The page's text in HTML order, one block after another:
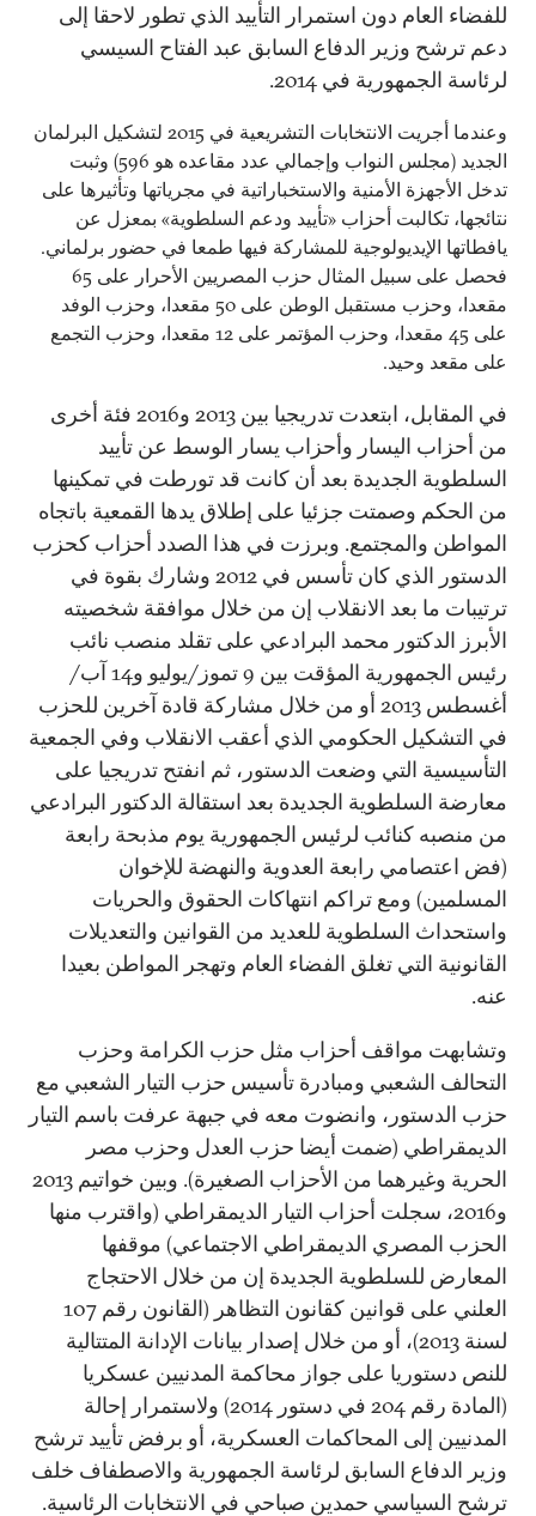
للفضاء العام دون استمرار التأييد الذي تطور لاحقا إلى
دعم ترشح وزير الدفاع السابق عبد الفتاح السيسي
لرئاسة الجمهورية في 2014.
وعندما أجريت الانتخابات التشريعية في 2015 لتشكيل البرلمان
الجديد (مجلس النواب وإجمالي عدد مقاعده هو 596) وثبت
تدخل الأجهزة الأمنية والاستخباراتية في مجرياتها وتأثيرها على
نتائجها، تكالبت أحزاب «تأييد ودعم السلطوية» بمعزل عن
يافطاتها الإيديولوجية للمشاركة فيها طمعا في حضور برلماني.
فحصل على سبيل المثال حزب المصريين الأحرار على 65
مقعدا، وحزب مستقبل الوطن على 50 مقعدا، وحزب الوفد
على 45 مقعدا، وحزب المؤتمر على 12 مقعدا، وحزب التجمع
على مقعد وحيد.
في المقابل، ابتعدت تدريجيا بين 2013 و2016 فئة أخرى
من أحزاب اليسار وأحزاب يسار الوسط عن تأييد
السلطوية الجديدة بعد أن كانت قد تورطت في تمكينها
من الحكم وصمتت جزئيا على إطلاق يدها القمعية باتجاه
المواطن والمجتمع. وبرزت في هذا الصدد أحزاب كحزب
الدستور الذي كان تأسس في 2012 وشارك بقوة في
ترتيبات ما بعد الانقلاب إن من خلال موافقة شخصيته
الأبرز الدكتور محمد البرادعي على تقلد منصب نائب
رئيس الجمهورية المؤقت بين 9 تموز/يوليو و14 آب/
أغسطس 2013 أو من خلال مشاركة قادة آخرين للحزب
في التشكيل الحكومي الذي أعقب الانقلاب وفي الجمعية
التأسيسية التي وضعت الدستور، ثم انفتح تدريجيا على
معارضة السلطوية الجديدة بعد استقالة الدكتور البرادعي
من منصبه كنائب لرئيس الجمهورية يوم مذبحة رابعة
(فض اعتصامي رابعة العدوية والنهضة للإخوان
المسلمين) ومع تراكم انتهاكات الحقوق والحريات
واستحداث السلطوية للعديد من القوانين والتعديلات
القانونية التي تغلق الفضاء العام وتهجر المواطن بعيدا
عنه.
وتشابهت مواقف أحزاب مثل حزب الكرامة وحزب
التحالف الشعبي ومبادرة تأسيس حزب التيار الشعبي مع
حزب الدستور، وانضوت معه في جبهة عرفت باسم التيار
الديمقراطي (ضمت أيضا حزب العدل وحزب مصر
الحرية وغيرهما من الأحزاب الصغيرة). وبين خواتيم 2013
و2016، سجلت أحزاب التيار الديمقراطي (واقترب منها
الحزب المصري الديمقراطي الاجتماعي) موقفها
المعارض للسلطوية الجديدة إن من خلال الاحتجاج
العلني على قوانين كقانون التظاهر (القانون رقم 107
لسنة 2013)، أو من خلال إصدار بيانات الإدانة المتتالية
للنص دستوريا على جواز محاكمة المدنيين عسكريا
(المادة رقم 204 في دستور 2014) ولاستمرار إحالة
المدنيين إلى المحاكمات العسكرية، أو برفض تأييد ترشح
وزير الدفاع السابق لرئاسة الجمهورية والاصطفاف خلف
ترشح السياسي حمدين صباحي في الانتخابات الرئاسية.